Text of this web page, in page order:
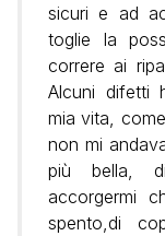
sicuri e ad
toglie la
correre ai
Alcuni difetti
mia vita,
non mi
più bella,
accorgermi
spento,di